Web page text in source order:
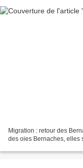
Migration : retour des
des oies Bernaches, elles